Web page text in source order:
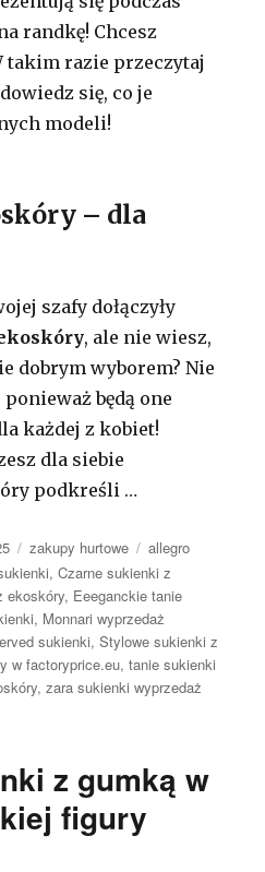
randkę! Chcesz
takim razie przeczytaj
się, co je
modeli!
– dla
szafy dołączyły
, ale nie wiesz,
dobrym wyborem? Nie
będą one
każdej z kobiet!
dla siebie
podkreśli …
Kategorie
zakupy hurtowe Tagi
allegro
,Czarne sukienki z
ekoskóry, Eeeganckie tanie
, Monnari wyprzedaż
sukienki,Stylowe sukienki z
w factoryprice.eu,tanie sukienki
,zara sukienki wyprzedaż
z gumką w
figury